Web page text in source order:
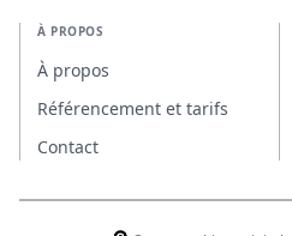
À PROPOS
À propos
Référencement et tarifs
Contact